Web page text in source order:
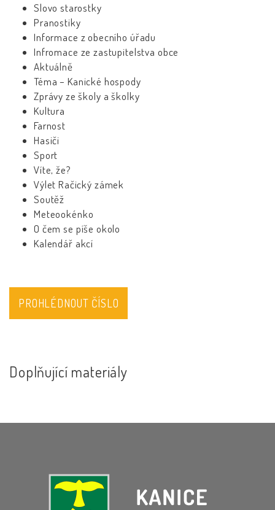
Slovo starostky
Pranostiky
Informace z obecního úřadu
Infromace ze zastupitelstva obce
Aktuálně
Téma – Kanické hospody
Zprávy ze školy a školky
Kultura
Farnost
Hasiči
Sport
Víte, že?
Výlet Račický zámek
Soutěž
Meteookénko
O čem se píše okolo
Kalendář akcí
PROHLÉDNOUT ČÍSLO
Doplňující materiály